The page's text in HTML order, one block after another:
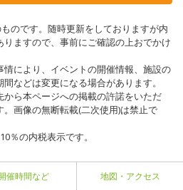
のです。随時更新をしておりますが内
ますので、事前にご確認の上おでかけ
により、イベントの開催情報、施設の
などは変更になる場合があります。
ら本ページへの掲載の許諾をいただ
画像の無断転載(二次使用)は禁止で
％の内税表示です。
催時間など 地図・アクセス